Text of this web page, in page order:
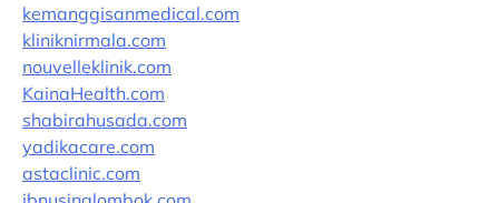
kemanggisanmedical.com
kliniknirmala.com
nouvelleklinik.com
KainaHealth.com
shabirahusada.com
yadikacare.com
astaclinic.com